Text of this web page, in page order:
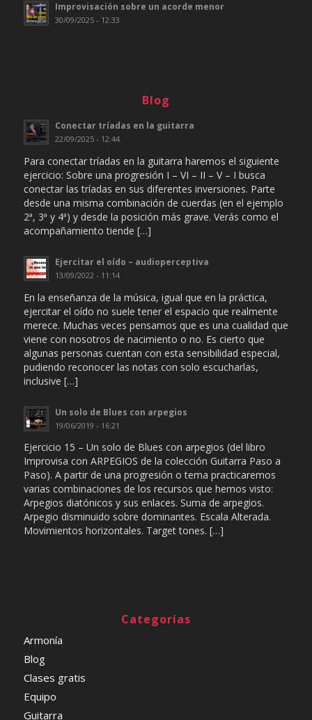
Improvisación sobre un acorde menor
30/09/2025 - 12:33
Blog
Conectar tríadas en la guitarra
22/09/2025 - 12:44
Para conectar tríadas en la guitarra haremos el siguiente
ejercicio: Sobre una progresión I – VI – II – V – I busca
conectar las tríadas en sus diferentes inversiones. Parte
desde una misma combinación de cuerdas (en el ejemplo
2ª, 3ª y 4ª) y desde la posición más grave. Verás como el
acompañamiento tiende […]
Ejercitar el oído – audioperceptiva
13/09/2022 - 11:14
En la enseñanza de la música, igual que en la práctica,
ejercitar el oído no suele tener el espacio que realmente
merece. Muchas veces pensamos que es una cualidad que
viene con nosotros de nacimiento o no. Es cierto que
algunas personas cuentan con esta sensibilidad especial,
pudiendo reconocer las notas con solo escucharlas,
inclusive […]
Un solo de Blues con arpegios
19/06/2019 - 16:21
Ejercicio 15 – Un solo de Blues con arpegios (del libro
Improvisa con ARPEGIOS de la colección Guitarra Paso a
Paso). A partir de una progresión o tema practicaremos
varias combinaciones de los recursos que hemos visto:
Arpegios diatónicos y sus enlaces. Suma de arpegios.
Arpegio disminuido sobre dominantes. Escala Alterada.
Movimientos horizontales. Target tones. […]
Categorías
Armonía
Blog
Clases gratis
Equipo
Guitarra